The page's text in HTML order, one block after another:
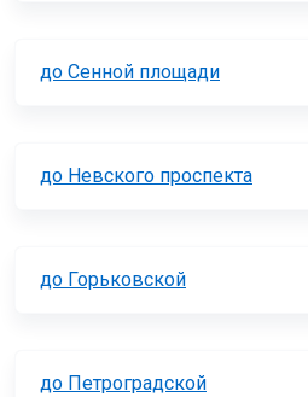
до Сенной площади
до Невского проспекта
до Горьковской
до Петроградской